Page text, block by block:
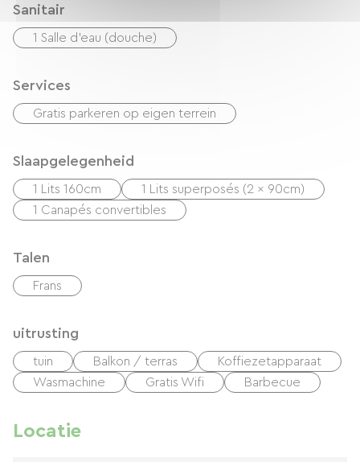
Sanitair
1 Salle d'eau (douche)
Services
Gratis parkeren op eigen terrein
Slaapgelegenheid
1 Lits 160cm
1 Lits superposés (2 x 90cm)
1 Canapés convertibles
Talen
Frans
uitrusting
tuin Balkon / terras
Koffiezetapparaat
Wasmachine
Gratis Wifi Barbecue
Locatie